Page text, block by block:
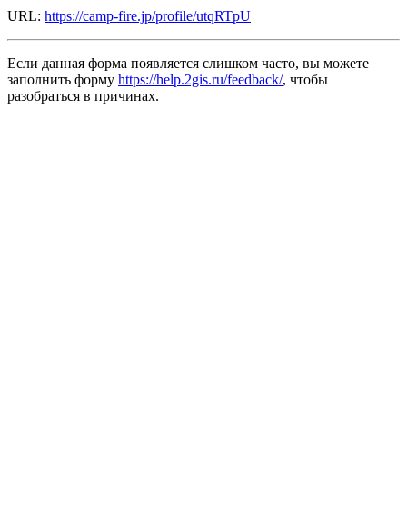
URL: https://camp-fire.jp/profile/utqRTpU
Если данная форма появляется слишком часто, вы можете
заполнить форму https://help.2gis.ru/feedback/, чтобы
разобраться в причинах.